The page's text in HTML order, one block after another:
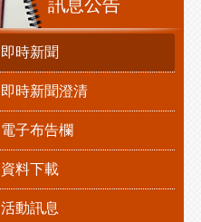
訊息公告
即時新聞
即時新聞澄清
電子布告欄
資料下載
活動訊息